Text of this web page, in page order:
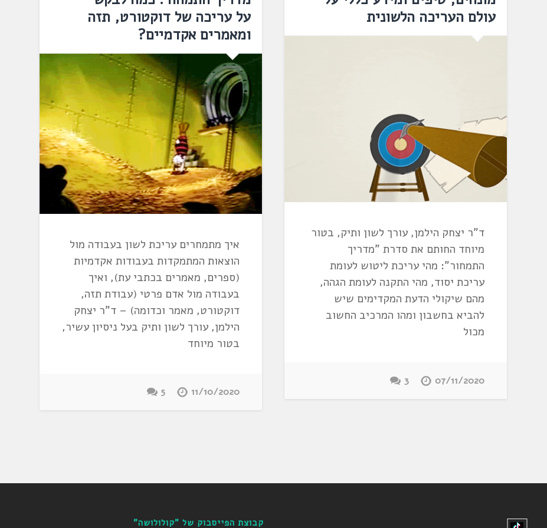
עולם העריכה הלשונית
ד"ר יצחק הילמן, עורך לשון ותיק, בטור
מיוחד החותם את סדרת "מדריך
התמחור": מהי עריכת ליטוש לעומת
עריכת יסוד, מהי התקנה לעומת הגהה,
מהם שיקולי הדעת המקדימים שיש
להביא בחשבון ומהו המרכיב החשוב
מכול
07/11/2020
3
על עריכה של דוקטורט, תזה
ומאמרים אקדמיים?
איך מתמחרים עריכת לשון בעבודה מול
הוצאות המתמקדות בעבודות אקדמיות
(ספרים, מאמרים בכתבי עת), ואיך
בעבודה מול אדם פרטי (עבודת תזה,
דוקטורט, מאמר וכדומה) – ד"ר יצחק
הילמן, עורך לשון ותיק בעל ניסיון עשיר,
בטור מיוחד
11/10/2020
5
קבוצת הפייסבוק של "קולולושה"